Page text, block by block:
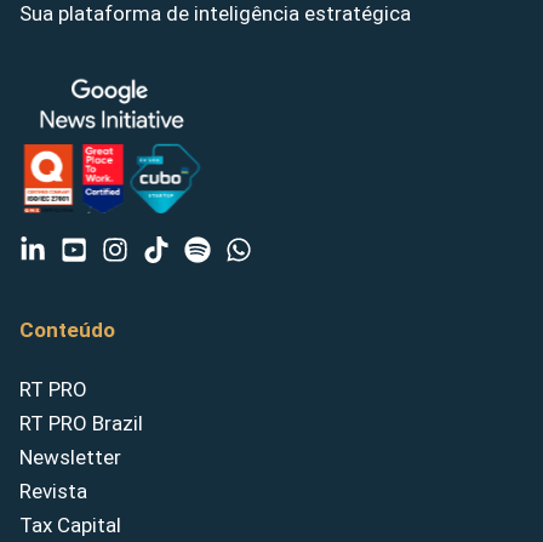
Sua plataforma de inteligência estratégica
Conteúdo
RT PRO
RT PRO Brazil
Newsletter
Revista
Tax Capital